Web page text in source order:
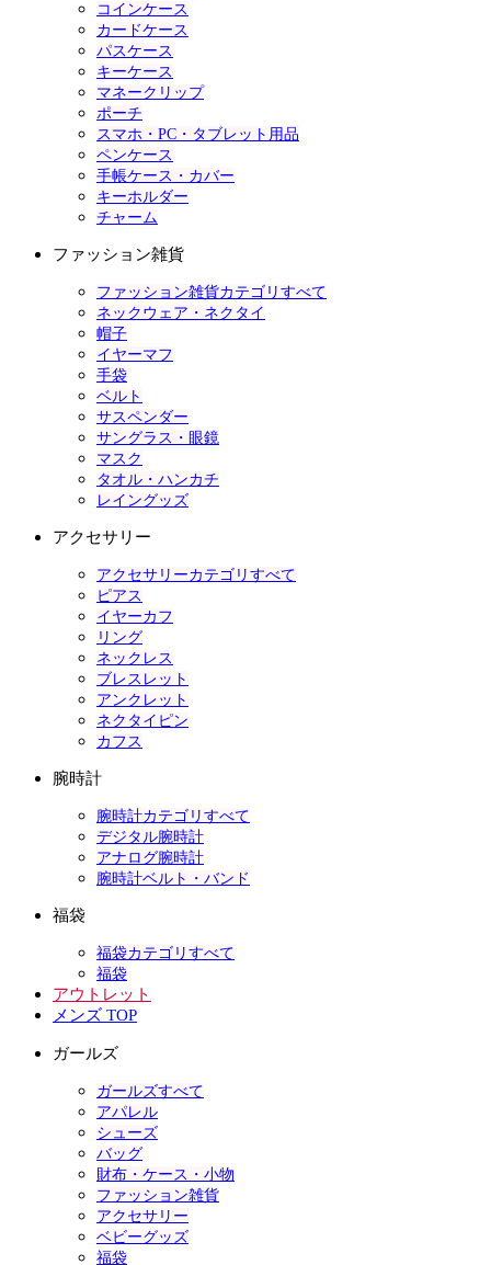
コインケース
カードケース
パスケース
キーケース
マネークリップ
ポーチ
スマホ・PC・タブレット用品
ペンケース
手帳ケース・カバー
キーホルダー
チャーム
ファッション雑貨
ファッション雑貨カテゴリすべて
ネックウェア・ネクタイ
帽子
イヤーマフ
手袋
ベルト
サスペンダー
サングラス・眼鏡
マスク
タオル・ハンカチ
レイングッズ
アクセサリー
アクセサリーカテゴリすべて
ピアス
イヤーカフ
リング
ネックレス
ブレスレット
アンクレット
ネクタイピン
カフス
腕時計
腕時計カテゴリすべて
デジタル腕時計
アナログ腕時計
腕時計ベルト・バンド
福袋
福袋カテゴリすべて
福袋
アウトレット
メンズ TOP
ガールズ
ガールズすべて
アパレル
シューズ
バッグ
財布・ケース・小物
ファッション雑貨
アクセサリー
ベビーグッズ
福袋